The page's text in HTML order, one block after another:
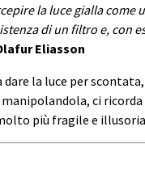
la luce gialla come
di un filtro e, con
Eliasson
dare la luce per
ci
più fragile e